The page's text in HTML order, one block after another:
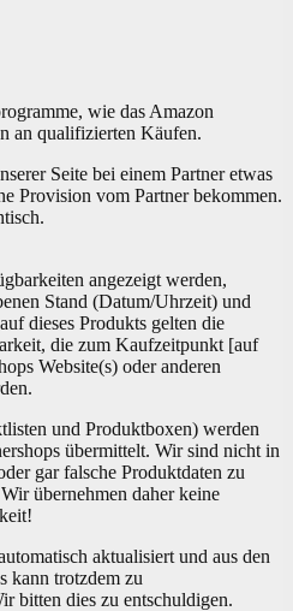
wie das Amazon
an qualifizierten Käufen.
Seite bei einem Partner etwas
Provision vom Partner bekommen.
angezeigt werden,
Stand (Datum/Uhrzeit) und
dieses Produkts gelten die
die zum Kaufzeitpunkt [auf
Website(s) oder anderen
und Produktboxen) werden
übermittelt. Wir sind nicht in
gar falsche Produktdaten zu
übernehmen daher keine
aktualisiert und aus den
kann trotzdem zu
bitten dies zu entschuldigen.